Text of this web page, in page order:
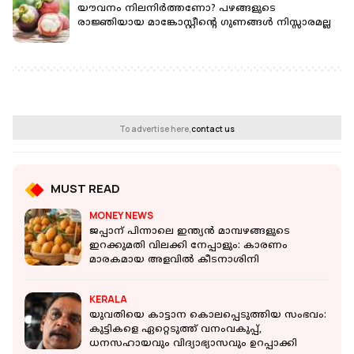
യൗവനം നിലനിർത്തണോ? പഴങ്ങളുടെ
രാജ്ഞിയായ മാങ്കോസ്റ്റീന്റെ ഗുണങ്ങൾ നിസ്സാരമല്ല
To advertise here,contact us
MUST READ
MONEY NEWS
ജപ്പാന് പിന്നാലെ ഇന്ത്യന്‍ മാമ്പഴങ്ങളുടെ
ഇറക്കുമതി വിലക്കി നേപ്പാളും: കാരണം
മാരകമായ അളവിൽ കീടനാശിനി
KERALA
യുവതിയെ കാട്ടാന കൊലപ്പെടുത്തിയ സംഭവം:
കുട്ടികളെ ഏറ്റെടുത്ത് വനംവകുപ്പ്,
ധനസഹായവും വിദ്യാഭ്യാസവും ഉറപ്പാക്കി